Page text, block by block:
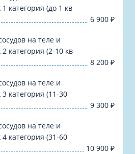
категория (до 1 кв
6 900 ₽
на теле и
категория (2-10 кв
8 200 ₽
на теле и
категория (11-30
9 300 ₽
на теле и
категория (31-60
10 900 ₽